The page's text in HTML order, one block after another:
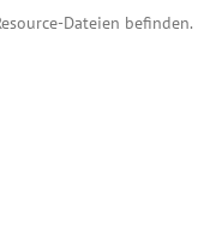
Dateien